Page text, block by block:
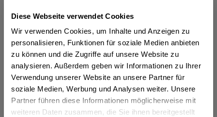
Diese Webseite verwendet Cookies
Wir verwenden Cookies, um Inhalte und Anzeigen zu
personalisieren, Funktionen für soziale Medien anbieten
zu können und die Zugriffe auf unsere Website zu
analysieren. Außerdem geben wir Informationen zu Ihrer
Verwendung unserer Website an unsere Partner für
soziale Medien, Werbung und Analysen weiter. Unsere
Partner führen diese Informationen möglicherweise mit
weiteren Daten zusammen, die Sie ihnen bereitgestellt
ab 5,29 € *
Inhalt:0.75 Liter (7,05 € * / 1 Liter)
inkl. MwSt.ggf. zzgl. Erschwerniszuschlag
Vorrätig
In den Warenkorb
Artikel-Nr.:
28090
Verfügbar in: